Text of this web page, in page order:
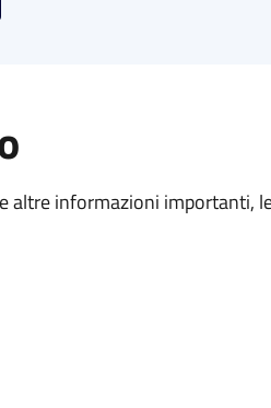
altre informazioni importanti,